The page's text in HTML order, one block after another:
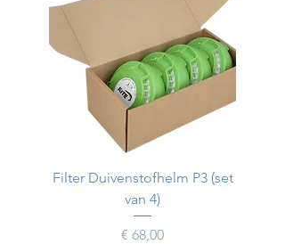
Filter Duivenstofhelm P3 (set
van 4)
Prijs
€ 68,00